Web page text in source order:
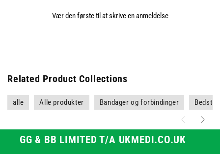
Vær den første til at skrive en anmeldelse
Related Product Collections
alle Alle produkter Bandager og forbindinger Bedst
GG & BB LIMITED T/A UKMEDI.CO.UK